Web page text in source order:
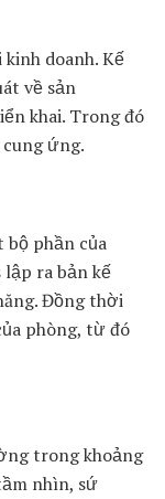
doanh. Kế
về sản
khai. Trong đó
cung ứng.
bộ phần của
lập ra bản kế
Đồng thời
phòng, từ đó
trong khoảng
nhìn, sứ